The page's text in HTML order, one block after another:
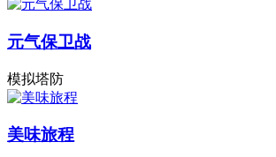
元气保卫战
模拟塔防
美味旅程